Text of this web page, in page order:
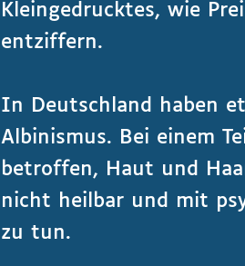
Kleingedrucktes, wie
entziffern.
In Deutschland haben
Albinismus. Bei einem
betroffen, Haut und
nicht heilbar und mit
zu tun.